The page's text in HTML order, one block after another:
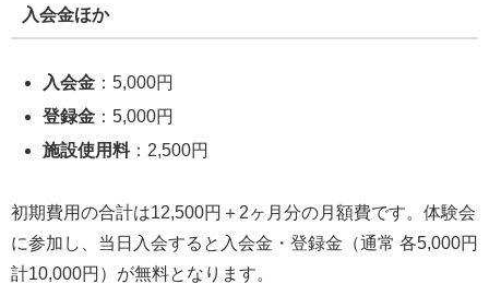
入会金ほか
入会金 ：5,000円
登録金 ：5,000円
施設使用料：2,500円
初期費用の合計は12,500円＋2ヶ月分の月額費です。体験会
に参加し、当日入会すると入会金・登録金（通常 各5,000円
計10,000円）が無料となります。